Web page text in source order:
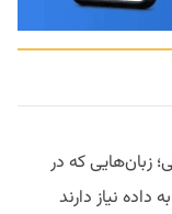
زبان‌هایی که در
نیاز دارند